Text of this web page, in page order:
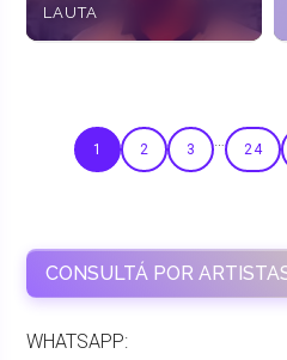
LAUTA
1 2 3 24
CONSULTÁ POR
WHATSAPP: